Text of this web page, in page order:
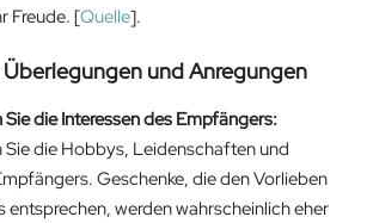
Freude. [Quelle].
und Anregungen
die Interessen des Empfängers:
Sie die Hobbys, Leidenschaften und
Geschenke, die den Vorlieben
entsprechen, werden wahrscheinlich eher